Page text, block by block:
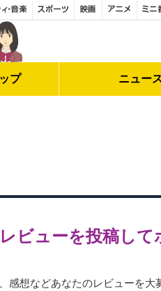
プ ニュー
ビューを投稿して
感想などあなたのレビューを大